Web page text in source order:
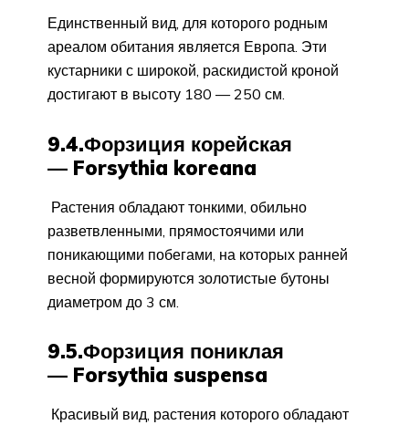
Единственный вид, для которого родным
ареалом обитания является Европа. Эти
кустарники с широкой, раскидистой кроной
достигают в высоту 180 — 250 см.
9.4.Форзиция корейская
— Forsythia koreana
Растения обладают тонкими, обильно
разветвленными, прямостоячими или
поникающими побегами, на которых ранней
весной формируются золотистые бутоны
диаметром до 3 см.
9.5.Форзиция пониклая
— Forsythia suspensa
Красивый вид, растения которого обладают